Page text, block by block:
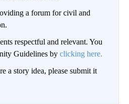
a forum for civil and
respectful and relevant. You
Guidelines by clicking here.
a story idea, please submit it